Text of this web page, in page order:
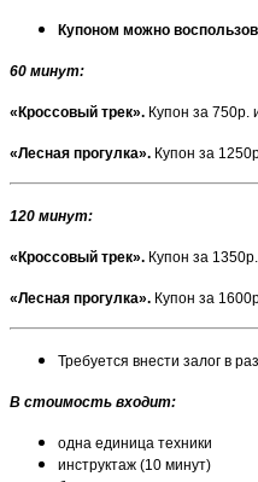
Купоном можно
60 минут:
«Кроссовый трек». Купон за 750р.
«Лесная прогулка». Купон за
120 минут:
«Кроссовый трек». Купон за
«Лесная прогулка». Купон за
Требуется внести залог в
В стоимость входит:
одна единица техники
инструктаж (10 минут)